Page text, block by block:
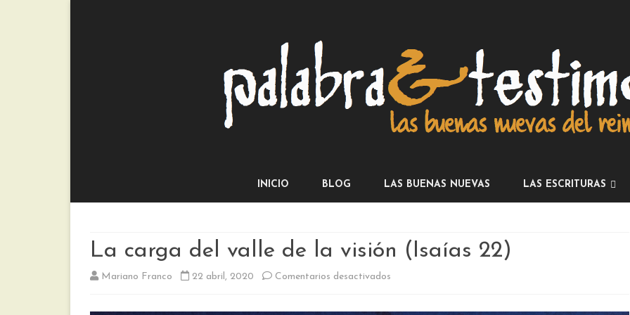
to
INICIO BLOG LAS BUENAS NUEVAS LAS ESCRITURAS
La carga del valle de la visión (Isaías 22)
Mariano Franco 22 abril, 2020 Comentarios desactivados